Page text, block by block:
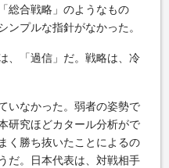
総合戦略」のようなもの
ンプルな指針がなかった。
、「過信」だ。戦略は、冷
いなかった。弱者の姿勢で
研究ほどカタール分析がで
く勝ち抜いたことによるの
だ。日本代表は、対戦相手